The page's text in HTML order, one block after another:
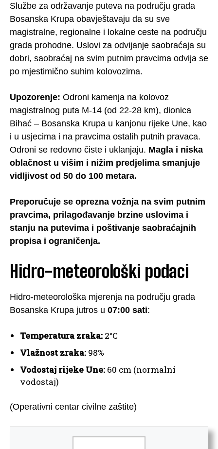
Službe za održavanje puteva na području grada
Bosanska Krupa obavještavaju da su sve
magistralne, regionalne i lokalne ceste na području
grada prohodne. Uslovi za odvijanje saobraćaja su
dobri, saobraćaj na svim putnim pravcima odvija se
po mjestimično suhim kolovozima.
Upozorenje: Odroni kamenja na kolovoz
magistralnog puta M-14 (od 22-28 km), dionica
Bihać – Bosanska Krupa u kanjonu rijeke Une, kao
i u usjecima i na pravcima ostalih putnih pravaca.
Odroni se redovno čiste i uklanjaju. Magla i niska
oblačnost u višim i nižim predjelima smanjuje
vidljivost od 50 do 100 metara.
Preporučuje se oprezna vožnja na svim putnim
pravcima, prilagođavanje brzine uslovima i
stanju na putevima i poštivanje saobraćajnih
propisa i ograničenja.
Hidro-meteorološki podaci
Hidro-meteorološka mjerenja na području grada
Bosanska Krupa jutros u 07:00 sati:
Temperatura zraka: 2°C
Vlažnost zraka: 98%
Vodostaj rijeke Une: 60 cm (normalni
vodostaj)
(Operativni centar civilne zaštite)